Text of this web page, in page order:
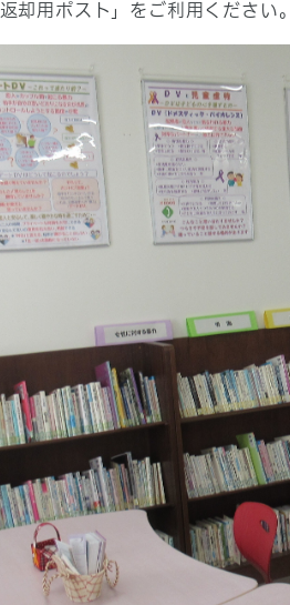
却用ポスト」をご利用ください。